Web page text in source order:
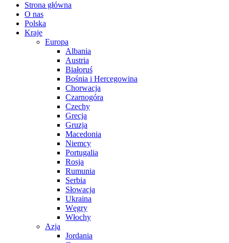
Strona główna
O nas
Polska
Kraje
Europa
Albania
Austria
Białoruś
Bośnia i Hercegowina
Chorwacja
Czarnogóra
Czechy
Grecja
Gruzja
Macedonia
Niemcy
Portugalia
Rosja
Rumunia
Serbia
Słowacja
Ukraina
Węgry
Włochy
Azja
Jordania